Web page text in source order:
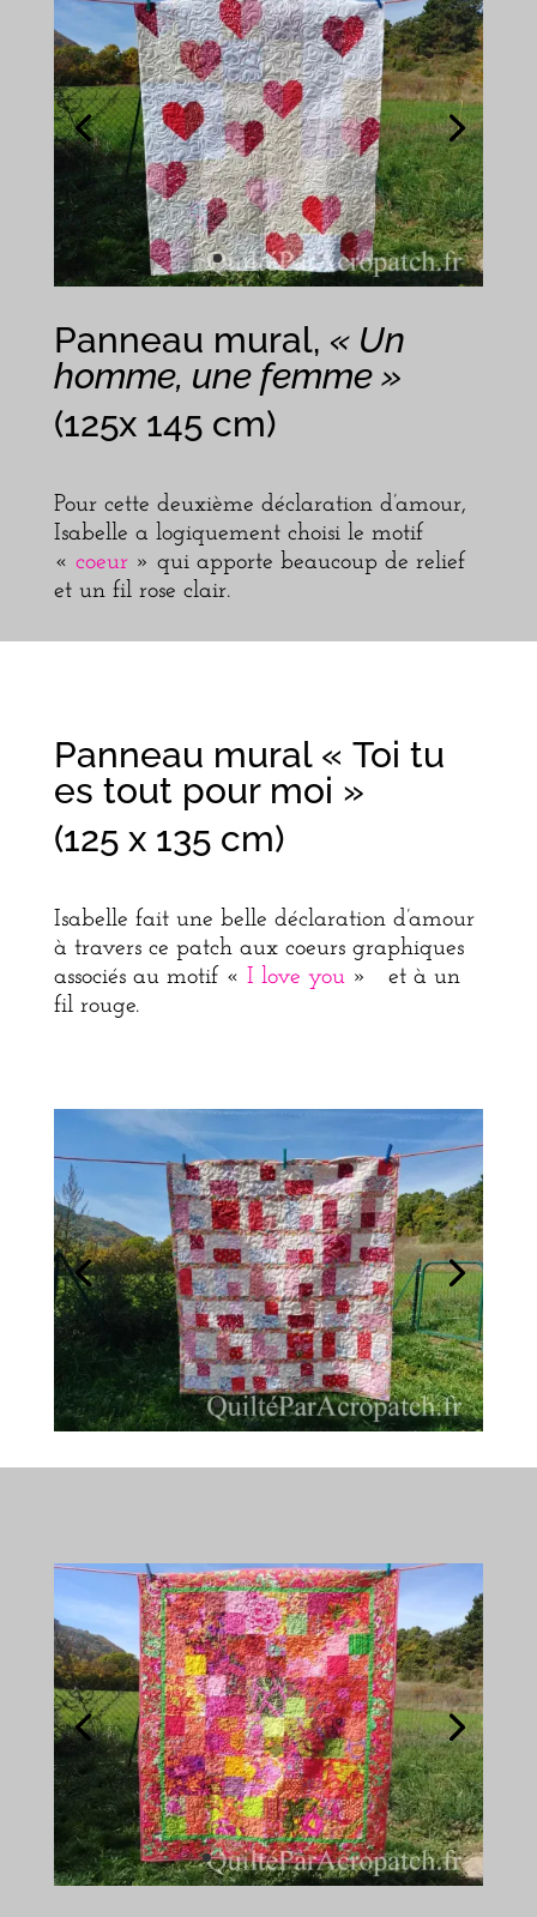
Panneau mural, « Un
homme, une femme »
(125x 145 cm)
Pour cette deuxième déclaration d’amour,
Isabelle a logiquement choisi le motif
« coeur» qui apporte beaucoup de relief
et un fil rose clair.
Panneau mural « Toi tu
es tout pour moi »
(125 x 135 cm)
Isabelle fait une belle déclaration d’amour
à travers ce patch aux coeurs graphiques
associés au motif « I love you» et à un
fil rouge.